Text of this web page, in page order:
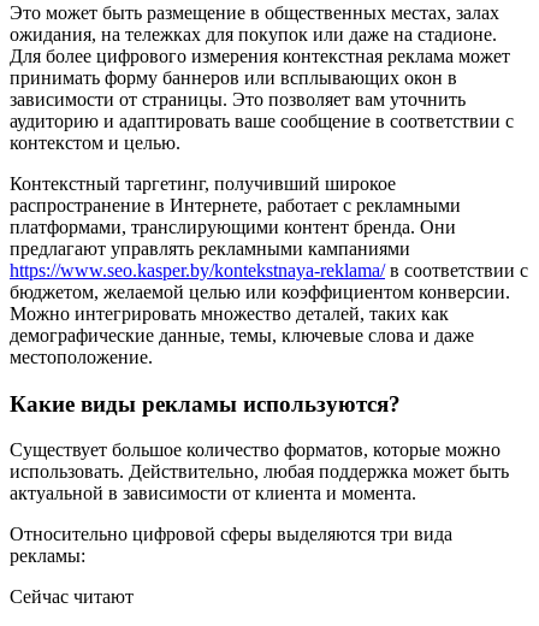
Это может быть размещение в общественных местах, залах
ожидания, на тележках для покупок или даже на стадионе.
Для более цифрового измерения контекстная реклама может
принимать форму баннеров или всплывающих окон в
зависимости от страницы. Это позволяет вам уточнить
аудиторию и адаптировать ваше сообщение в соответствии с
контекстом и целью.
Контекстный таргетинг, получивший широкое
распространение в Интернете, работает с рекламными
платформами, транслирующими контент бренда. Они
предлагают управлять рекламными кампаниями
https://www.seo.kasper.by/kontekstnaya-reklama/в соответствии с
бюджетом, желаемой целью или коэффициентом конверсии.
Можно интегрировать множество деталей, таких как
демографические данные, темы, ключевые слова и даже
местоположение.
Какие виды рекламы используются?
Существует большое количество форматов, которые можно
использовать. Действительно, любая поддержка может быть
актуальной в зависимости от клиента и момента.
Относительно цифровой сферы выделяются три вида
рекламы:
Сейчас читают